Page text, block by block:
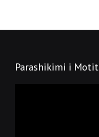
Parashikimi i Motit